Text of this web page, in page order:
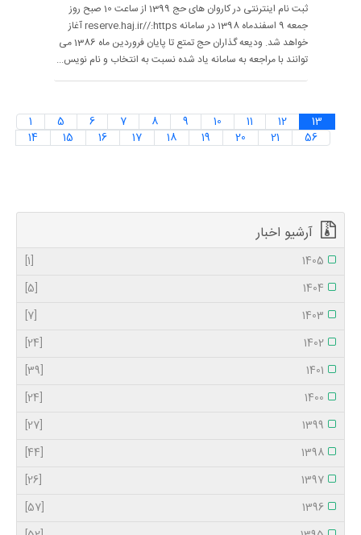
ثبت نام اینترنتی در کاروان های حج 1399 از ساعت 10 صبح روز
جمعه 9 اسفندماه 1398 در سامانه https:‏/‏/reserve.haj.ir آغاز
خواهد شد. ودیعه گذاران حج تمتع تا پایان فروردین ماه 1386 می
توانند با مراجعه به سامانه یاد شده نسبت به انتخاب و نام نویس...
1 5 6 7 8 9 10 11 12
13
14
15 16 17 18 19 20 21 56
آرشیو اخبار
1405
[1]
1404
[5]
1403
[7]
1402
[24]
1401
[39]
1400
[24]
1399
[27]
1398
[44]
1397
[26]
1396
[57]